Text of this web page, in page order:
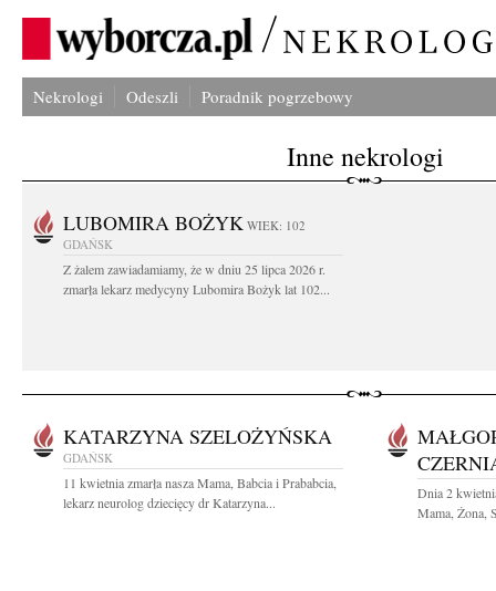
Nekrologi Odeszli Poradnik pogrzebowy
Inne nekrologi
LUBOMIRA BOŻYK WIEK: 102
GDAŃSK
Z żalem zawiadamiamy, że w dniu 25 lipca 2026 r.
zmarła lekarz medycyny Lubomira Bożyk lat 102...
KATARZYNA SZELOŻYŃSKA
GDAŃSK
11 kwietnia zmarła nasza Mama, Babcia i Prababcia,
lekarz neurolog dziecięcy dr Katarzyna...
Dnia 2
Mama, Żona,